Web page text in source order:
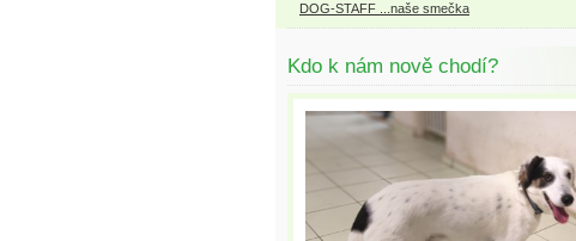
DOG-STAFF ...naše smečka
Kdo k nám nově chodí?